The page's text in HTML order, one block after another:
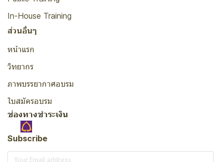
In-House Training
ส่วนอื่นๆ
หน้าแรก
วิทยากร
ภาพบรรยากาศอบรม
ใบสมัครอบรม
ช่องทางชำระเงิน
Subscribe